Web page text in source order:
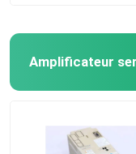
Amplificateur